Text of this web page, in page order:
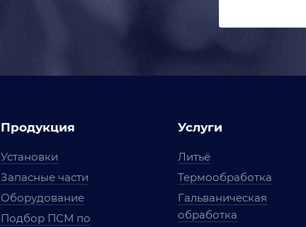
Продукция
Установки
Запасные части
Оборудование
Подбор ПСМ по
Услуги
Литьё
Термообработка
Гальваническая
обработка